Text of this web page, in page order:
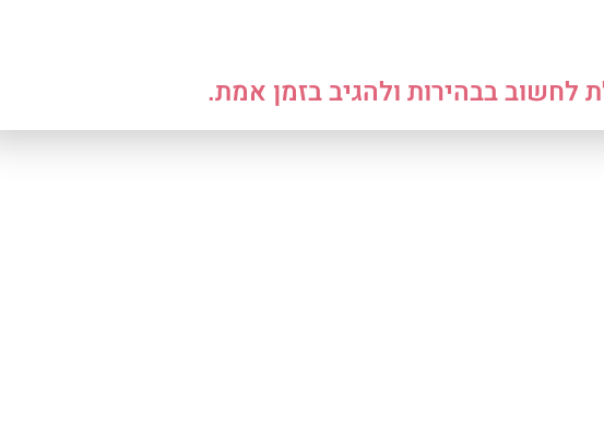
בבהירות ולהגיב בזמן אמת.